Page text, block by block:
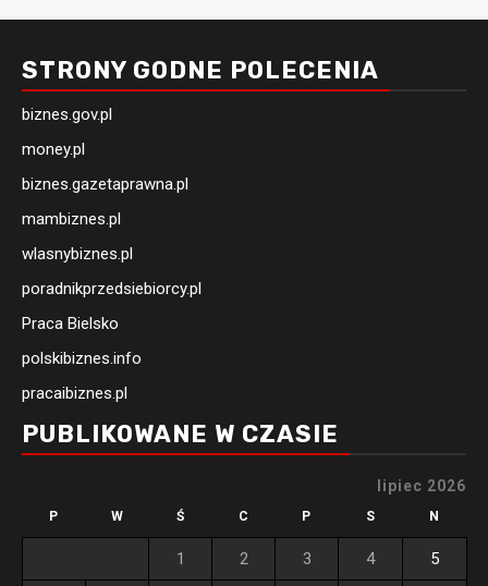
STRONY GODNE POLECENIA
biznes.gov.pl
money.pl
biznes.gazetaprawna.pl
mambiznes.pl
wlasnybiznes.pl
poradnikprzedsiebiorcy.pl
Praca Bielsko
polskibiznes.info
pracaibiznes.pl
PUBLIKOWANE W CZASIE
lipiec 2026
P W Ś C P S N
1 2 3 4 5